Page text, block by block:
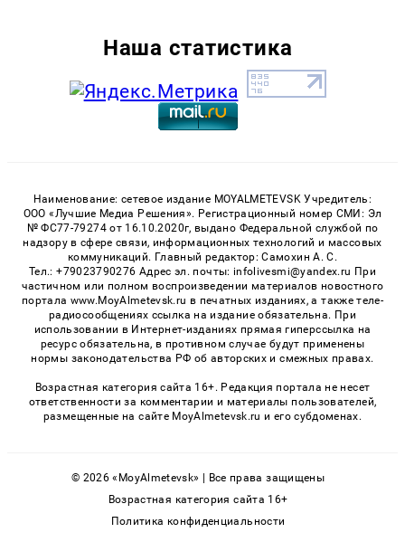
Наша статистика
Наименование: сетевое издание MOYALMETEVSK Учредитель:
ООО «Лучшие Медиа Решения». Регистрационный номер СМИ: Эл
№ ФС77-79274 от 16.10.2020г, выдано Федеральной службой по
надзору в сфере связи, информационных технологий и массовых
коммуникаций. Главный редактор: Самохин А. С.
Тел.: +79023790276 Адрес эл. почты: infolivesmi@yandex.ru При
частичном или полном воспроизведении материалов новостного
портала www.MoyAlmetevsk.ru в печатных изданиях, а также теле-
радиосообщениях ссылка на издание обязательна. При
использовании в Интернет-изданиях прямая гиперссылка на
ресурс обязательна, в противном случае будут применены
нормы законодательства РФ об авторских и смежных правах.
Возрастная категория сайта 16+. Редакция портала не несет
ответственности за комментарии и материалы пользователей,
размещенные на сайте MoyAlmetevsk.ru и его субдоменах.
© 2026 «MoyAlmetevsk» | Все права защищены
Возрастная категория сайта 16+
Политика конфиденциальности